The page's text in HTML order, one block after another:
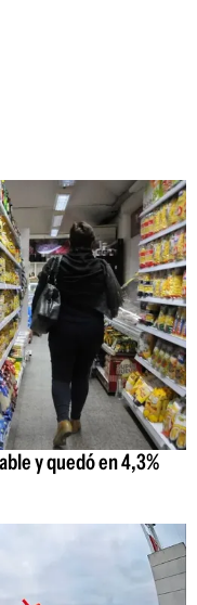
y quedó en 4,3%